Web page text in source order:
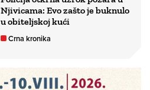
Njivicama: Evo zašto je buknulo
u obiteljskoj kući
Crna kronika